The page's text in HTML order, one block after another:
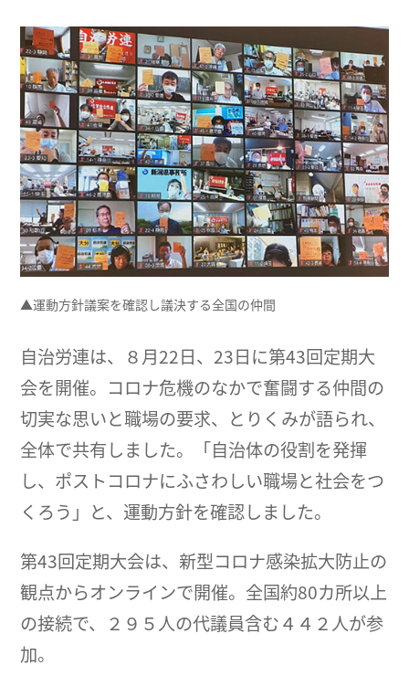
▲運動方針議案を確認し議決する全国の仲間
自治労連は、８月22日、23日に第43回定期大
会を開催。コロナ危機のなかで奮闘する仲間の
切実な思いと職場の要求、とりくみが語られ、
全体で共有しました。「自治体の役割を発揮
し、ポストコロナにふさわしい職場と社会をつ
くろう」と、運動方針を確認しました。
第43回定期大会は、新型コロナ感染拡大防止の
観点からオンラインで開催。全国約80カ所以上
の接続で、２９５人の代議員含む４４２人が参
加。